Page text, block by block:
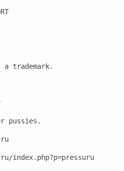
trademark.
pussies.
index.php?p=pressuru